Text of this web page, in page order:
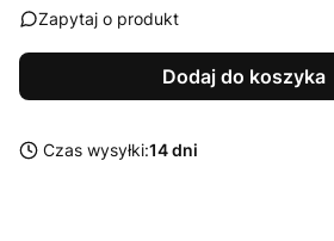
Zapytaj o produkt
Dodaj do koszyka
Czas wysyłki:14 dni